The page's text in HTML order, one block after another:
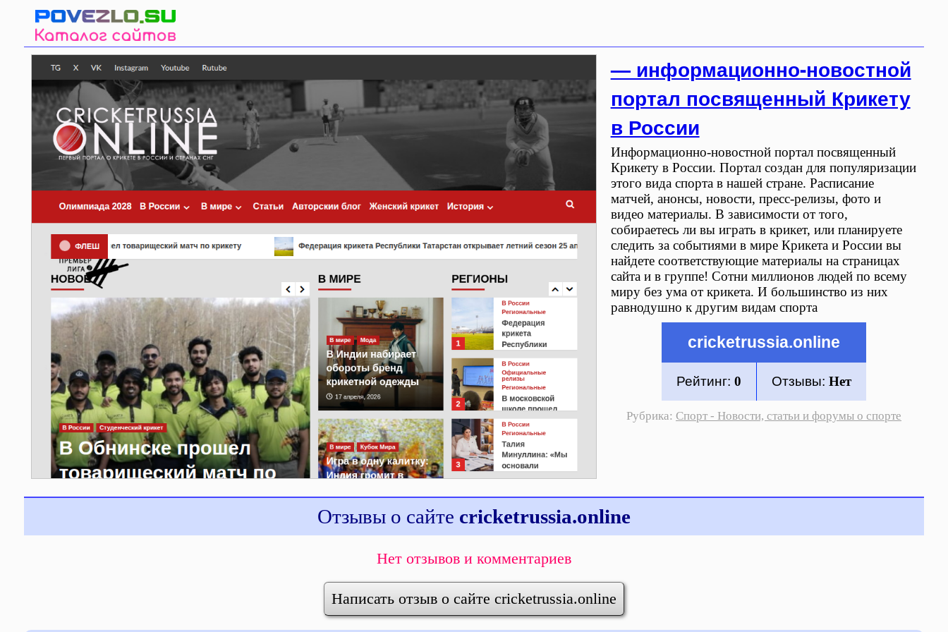
— информационно-новостной
портал посвященный Крикету
в России
Информационно-новостной портал посвященный
Крикету в России. Портал создан для популяризации
этого вида спорта в нашей стране. Расписание
матчей, анонсы, новости, пресс-релизы, фото и
видео материалы. В зависимости от того,
собираетесь ли вы играть в крикет, или планируете
следить за событиями в мире Крикета и России вы
найдете соответствующие материалы на страницах
сайта и в группе! Сотни миллионов людей по всему
миру без ума от крикета. И большинство из них
равнодушно к другим видам спорта
cricketrussia.online
Рейтинг: 0 Отзывы: Нет
Рубрика: Спорт - Новости, статьи и форумы о спорте
Отзывы о сайте cricketrussia.online
Нет отзывов и комментариев
Написать отзыв о сайте cricketrussia.online